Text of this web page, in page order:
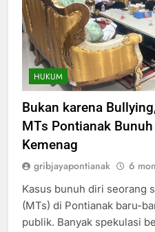
HUKUM
Bukan karena
MTs Pontianak
Kemenag
gribjayapontianak 6
Kasus bunuh diri seorang
(MTs) di Pontianak baru-
publik. Banyak spekulasi